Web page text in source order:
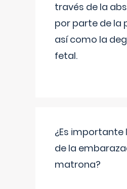
través de la
por parte de la
así como la
fetal.
¿Es importante
de la
matrona?